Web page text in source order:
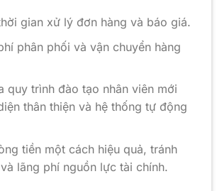
gian xử lý đơn hàng và báo giá.
phân phối và vận chuyển hàng
quy trình đào tạo nhân viên mới
thân thiện và hệ thống tự động
tiền một cách hiệu quả, tránh
lãng phí nguồn lực tài chính.